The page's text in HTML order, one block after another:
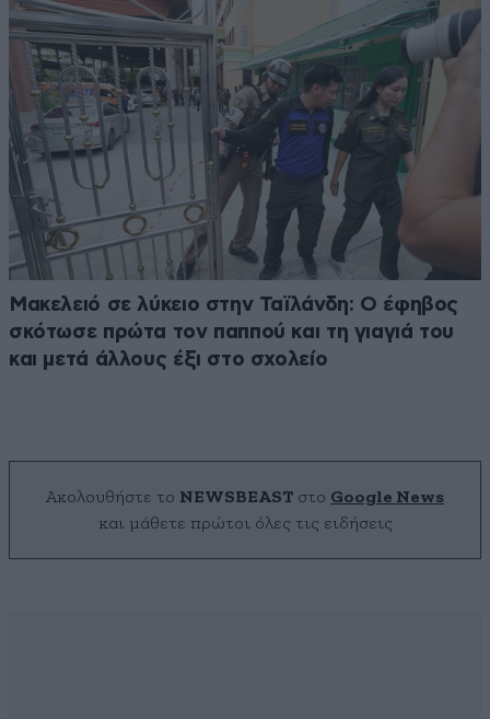
Μακελειό σε λύκειο στην Ταϊλάνδη: Ο έφηβος
σκότωσε πρώτα τον παππού και τη γιαγιά του
και μετά άλλους έξι στο σχολείο
Ακολουθήστε το NEWSBEAST στο Google News
και μάθετε πρώτοι όλες τις ειδήσεις